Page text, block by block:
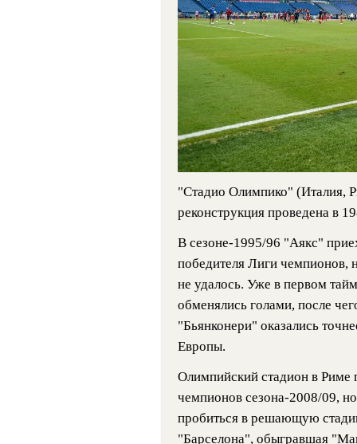
"Стадио Олимпико" (Италия,
реконструкция проведена в
В сезоне-1995/96 "Аякс"
победителя Лиги чемпионов,
не удалось. Уже в первом
обменялись голами, после
"Бьянконери" оказались
Европы.
Олимпийский стадион в Риме
чемпионов сезона-2008/09,
пробиться в решающую
"Барселона", обыгравшая